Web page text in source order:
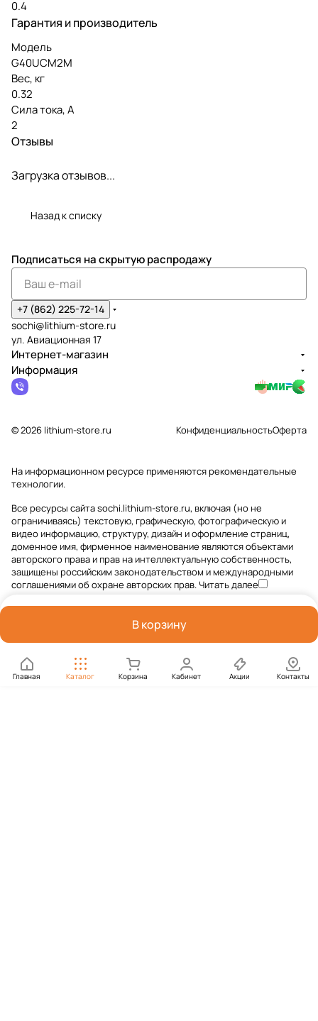
0.4
Гарантия и производитель
Модель
G40UCM2M
Вес, кг
0.32
Сила тока, А
2
Отзывы
Загрузка отзывов...
Назад к списку
В корзину
Главная Каталог Корзина Кабинет Акции Контакты
Подписаться на скрытую распродажу
+7 (862) 225-72-14
sochi@lithium-store.ru
ул. Авиационная 17
Интернет-магазин
Информация
© 2026 lithium-store.ru КонфиденциальностьОферта
На информационном ресурсе применяютсярекомендательные
технологии.
Все ресурсы сайта sochi.lithium-store.ru, включая (но не
ограничиваясь) текстовую, графическую, фотографическую и
видео информацию, структуру, дизайн и оформление страниц,
доменное имя, фирменное наименование являются объектами
авторского права и прав на интеллектуальную собственность,
защищены российским законодательством и международными
соглашениями об охране авторских прав.Читать далее